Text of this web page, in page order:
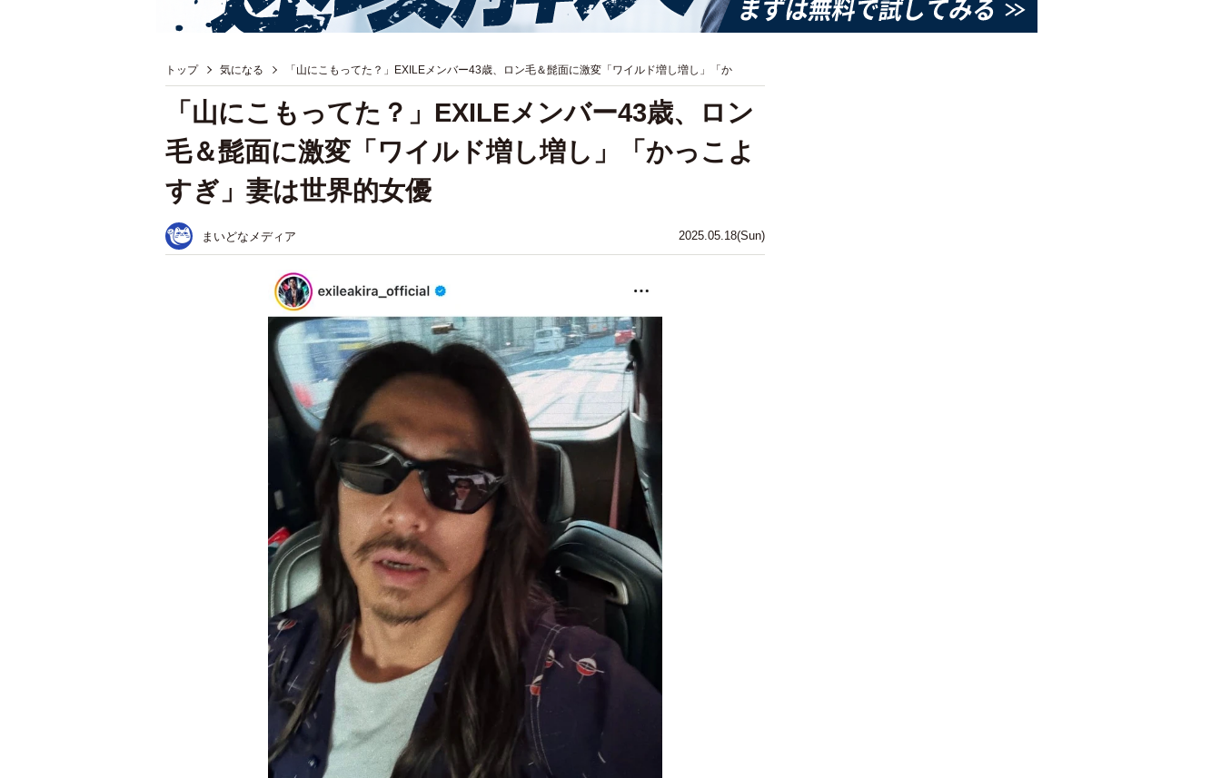
トップ 気になる 「山にこもってた？」EXILEメンバー43歳、ロン毛＆髭面に激変「ワイルド増し増し」「か
2025.05.18(Sun)
「山にこもってた？」EXILEメンバー43歳、ロン
毛＆髭面に激変「ワイルド増し増し」「かっこよ
すぎ」妻は世界的女優
まいどなメディア